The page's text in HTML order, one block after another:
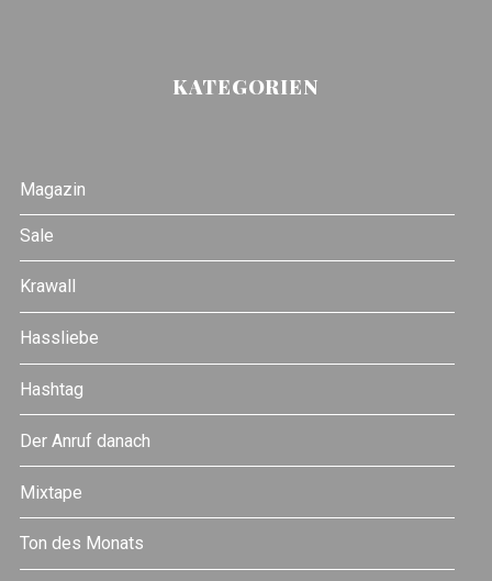
KATEGORIEN
Magazin
Sale
Krawall
Hassliebe
Hashtag
Der Anruf danach
Mixtape
Ton des Monats